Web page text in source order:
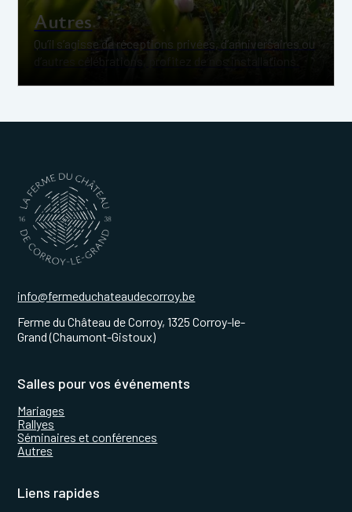
Autres
Qu’il s’agisse de réceptions privées, d’anniversaires ou
info@fermeduchateaudecorroy.be
Ferme du Château de Corroy, 1325 Corroy-le-
Grand (Chaumont-Gistoux)
Salles pour vos événements
Mariages
Rallyes
Séminaires et conférences
Autres
Liens rapides